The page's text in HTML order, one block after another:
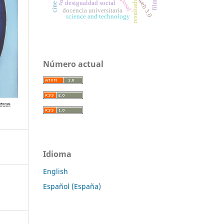
desigualdad social
science and technology web 3.0
docencia universitaria
Número actual
Idioma
English
Español (España)